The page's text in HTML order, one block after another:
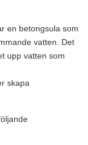
en betongsula som
vatten. Det
upp vatten som
skapa